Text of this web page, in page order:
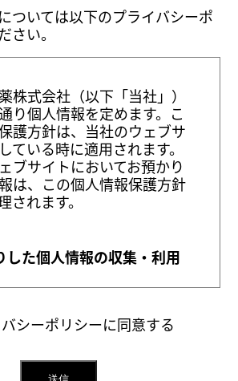
ついては以下のプライバシーポ
さい。
株式会社（以下「当社」）
り個人情報を定めます。こ
護方針は、当社のウェブサ
ている時に適用されます。
ブサイトにおいてお預かり
は、この個人情報保護方針
されます。
した個人情報の収集・利用
外は収集致しません。
ことはありません。
シーポリシーに同意する